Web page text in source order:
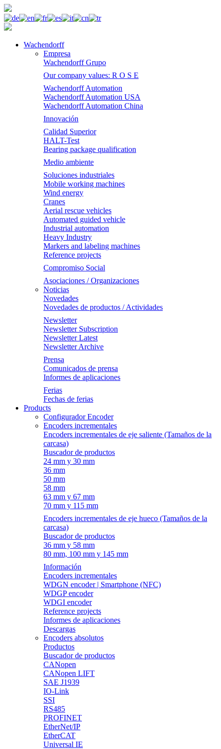
Wachendorff
Empresa
Wachendorff Grupo
Our company values: R O S E
Wachendorff Automation
Wachendorff Automation USA
Wachendorff Automation China
Innovación
Calidad Superior
HALT-Test
Bearing package qualification
Medio ambiente
Soluciones industriales
Mobile working machines
Wind energy
Cranes
Aerial rescue vehicles
Automated guided vehicle
Industrial automation
Heavy Industry
Markers and labeling machines
Reference projects
Compromiso Social
Asociaciones / Organizaciones
Noticias
Novedades
Novedades de productos / Actividades
Newsletter
Newsletter Subscription
Newsletter Latest
Newsletter Archive
Prensa
Comunicados de prensa
Informes de aplicaciones
Ferias
Fechas de ferias
Products
Configurador Encoder
Encoders incrementales
Encoders incrementales de eje saliente (Tamaños de la
carcasa)
Buscador de productos
24 mm y 30 mm
36 mm
50 mm
58 mm
63 mm y 67 mm
70 mm y 115 mm
Encoders incrementales de eje hueco (Tamaños de la
carcasa)
Buscador de productos
36 mm y 58 mm
80 mm, 100 mm y 145 mm
Información
Encoders incrementales
WDGN encoder | Smartphone (NFC)
WDGP encoder
WDGI encoder
Reference projects
Informes de aplicaciones
Descargas
Encoders absolutos
Productos
Buscador de productos
CANopen
CANopen LIFT
SAE J1939
IO-Link
SSI
RS485
PROFINET
EtherNet/IP
EtherCAT
Universal IE